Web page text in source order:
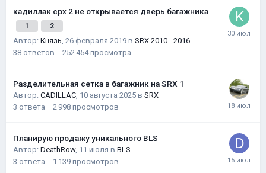
кадиллак срх 2 не открывается дверь багажника
1 2
Автор: Князь, 26 февраля 2019 в SRX 2010 - 2016
38 ответов 252 454 просмотра
Разделительная сетка в багажник на SRX 1
Автор: CADILLAC, 10 августа 2025 в SRX
3 ответа 2 998 просмотров
Планирую продажу уникального BLS
Автор: DeathRow, 11 июля в BLS
3 ответа 1 139 просмотров